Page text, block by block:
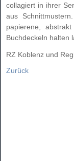
collagiert in ihrer
aus
papierene,
Buchdeckeln halten
RZ Koblenz und
Zurück